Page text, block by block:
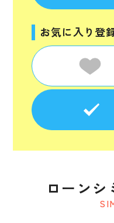
お気に入り登
ローンシ